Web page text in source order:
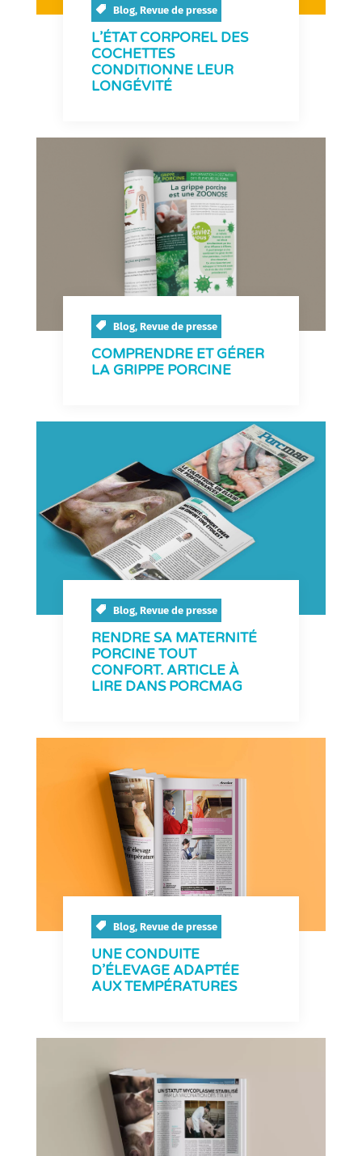
Blog, Revue de presse
L’ÉTAT CORPOREL DES
COCHETTES
CONDITIONNE LEUR
LONGÉVITÉ
Blog, Revue de presse
COMPRENDRE ET GÉRER
LA GRIPPE PORCINE
Blog, Revue de presse
RENDRE SA MATERNITÉ
PORCINE TOUT
CONFORT. ARTICLE À
LIRE DANS PORCMAG
Blog, Revue de presse
UNE CONDUITE
D’ÉLEVAGE ADAPTÉE
AUX TEMPÉRATURES